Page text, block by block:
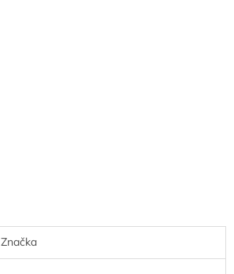
Značka